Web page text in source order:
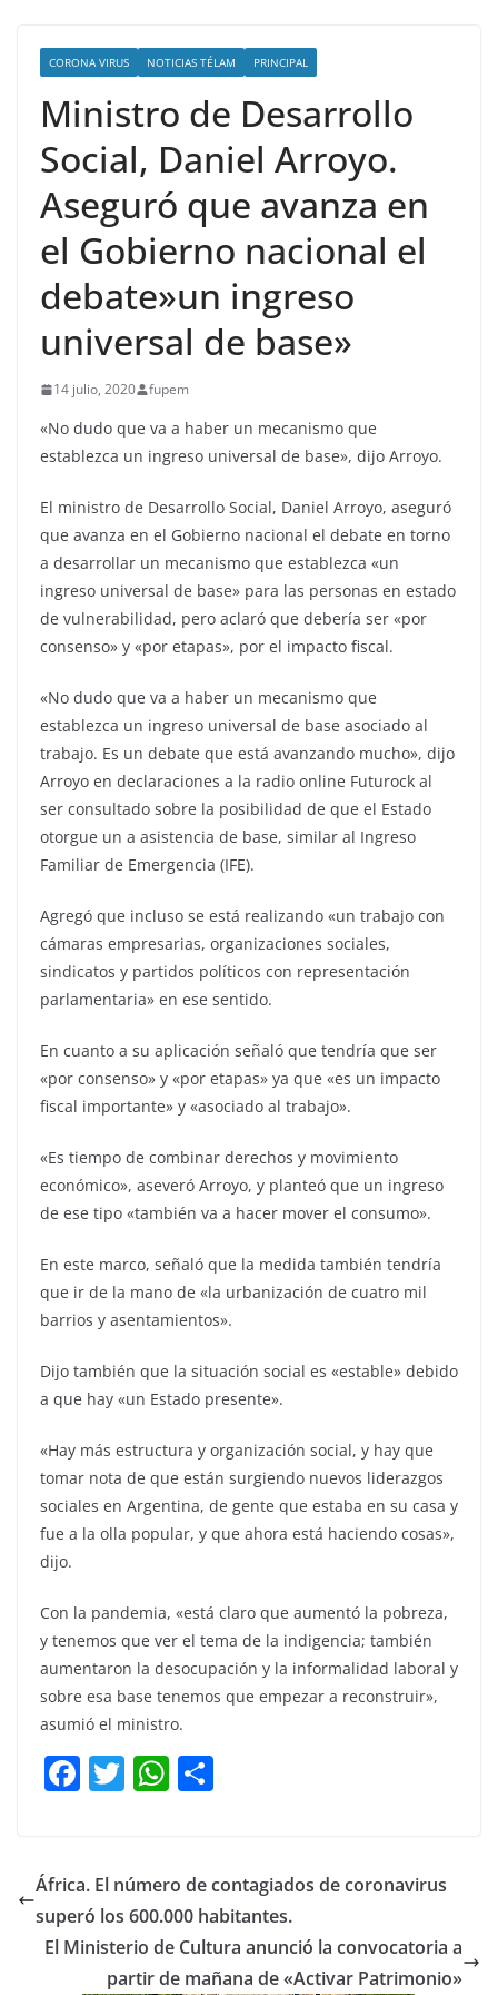
CORONA VIRUS NOTICIAS TÉLAM PRINCIPAL
Ministro de Desarrollo
Social, Daniel Arroyo.
Aseguró que avanza en
el Gobierno nacional el
debate»un ingreso
universal de base»
14 julio, 2020 fupem
«No dudo que va a haber un mecanismo que
establezca un ingreso universal de base», dijo Arroyo.
El ministro de Desarrollo Social, Daniel Arroyo, aseguró
que avanza en el Gobierno nacional el debate en torno
a desarrollar un mecanismo que establezca «un
ingreso universal de base» para las personas en estado
de vulnerabilidad, pero aclaró que debería ser «por
consenso» y «por etapas», por el impacto fiscal.
«No dudo que va a haber un mecanismo que
establezca un ingreso universal de base asociado al
trabajo. Es un debate que está avanzando mucho», dijo
Arroyo en declaraciones a la radio online Futurock al
ser consultado sobre la posibilidad de que el Estado
otorgue un a asistencia de base, similar al Ingreso
Familiar de Emergencia (IFE).
Agregó que incluso se está realizando «un trabajo con
cámaras empresarias, organizaciones sociales,
sindicatos y partidos políticos con representación
parlamentaria» en ese sentido.
En cuanto a su aplicación señaló que tendría que ser
«por consenso» y «por etapas» ya que «es un impacto
fiscal importante» y «asociado al trabajo».
«Es tiempo de combinar derechos y movimiento
económico», aseveró Arroyo, y planteó que un ingreso
de ese tipo «también va a hacer mover el consumo».
En este marco, señaló que la medida también tendría
que ir de la mano de «la urbanización de cuatro mil
barrios y asentamientos».
Dijo también que la situación social es «estable» debido
a que hay «un Estado presente».
«Hay más estructura y organización social, y hay que
tomar nota de que están surgiendo nuevos liderazgos
sociales en Argentina, de gente que estaba en su casa y
fue a la olla popular, y que ahora está haciendo cosas»,
dijo.
Con la pandemia, «está claro que aumentó la pobreza,
y tenemos que ver el tema de la indigencia; también
aumentaron la desocupación y la informalidad laboral y
sobre esa base tenemos que empezar a reconstruir»,
asumió el ministro.
F
e
b
o
T
er
W
s
A
p
p
ar
tir
África. El número de contagiados de coronavirus
superó los 600.000 habitantes.
El Ministerio de Cultura anunció la convocatoria a
partir de mañana de «Activar Patrimonio»